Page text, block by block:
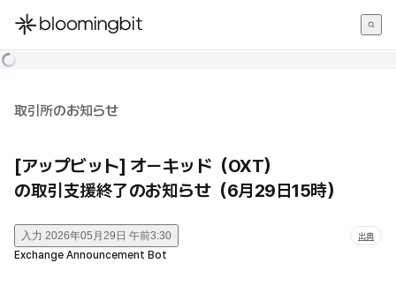
한국어
取引所のお知らせ
[アップビット] オーキッド（OXT）
の取引支援終了のお知らせ（6月29日15時）
入力 2026年05月29日 午前3:30 出典
Exchange Announcement Bot